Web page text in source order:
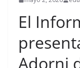
El
Adorni